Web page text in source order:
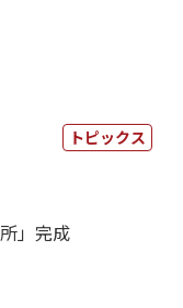
トピックス
」完成